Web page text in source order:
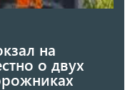
на
о двух